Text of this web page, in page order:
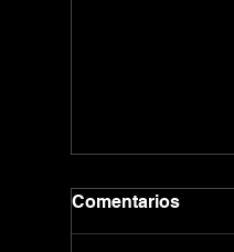
Comentarios